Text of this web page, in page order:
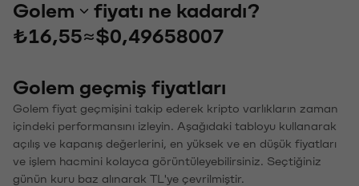
Golem
fiyatı ne kadardı?
₺16,55≈$0,49658007
Golem geçmiş fiyatları
Golem fiyat geçmişini takip ederek kripto varlıkların zaman
içindeki performansını izleyin. Aşağıdaki tabloyu kullanarak
açılış ve kapanış değerlerini, en yüksek ve en düşük fiyatları
ve işlem hacmini kolayca görüntüleyebilirsiniz. Seçtiğiniz
günün kuru baz alınarak TL'ye çevrilmiştir.